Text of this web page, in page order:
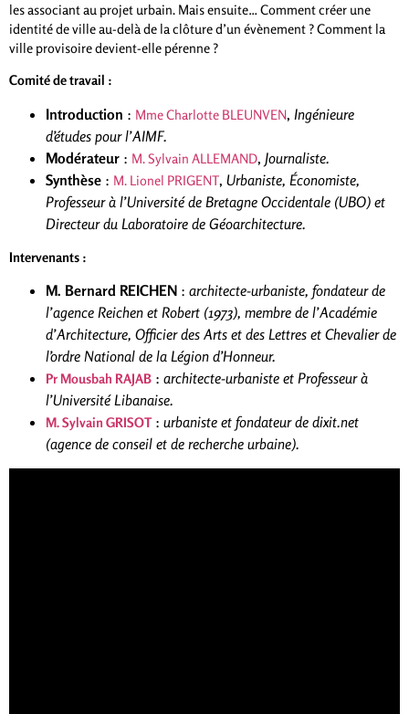
les associant au projet urbain. Mais ensuite… Comment créer une
identité de ville au-delà de la clôture d’un évènement ? Comment la
ville provisoire devient-elle pérenne ?
Comité de travail :
Introduction : Mme Charlotte BLEUNVEN, Ingénieure
d’études pour l’AIMF.
Modérateur : M. Sylvain ALLEMAND, Journaliste.
Synthèse : M. Lionel PRIGENT, Urbaniste, Économiste,
Professeur à l’Université de Bretagne Occidentale (UBO) et
Directeur du Laboratoire de Géoarchitecture.
Intervenants :
M. Bernard REICHEN : architecte-urbaniste, fondateur de
l’agence Reichen et Robert (1973), membre de l’Académie
d’Architecture, Officier des Arts et des Lettres et Chevalier de
l’ordre National de la Légion d’Honneur.
Pr Mousbah RAJAB : architecte-urbaniste et Professeur à
l’Université Libanaise.
M. Sylvain GRISOT: urbaniste et fondateur de dixit.net
(agence de conseil et de recherche urbaine).